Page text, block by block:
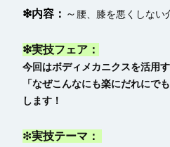
❇内容： ～ 腰、膝を悪くしない
❇実技フェア：
今回はボディメカニクスを活用
「なぜこんなにも楽にだれにで
します！
❇実技テーマ：